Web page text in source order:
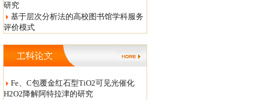
研究
基于层次分析法的高校图书馆学科服务
评价模式
Fe、C包覆金红石型TiO2可见光催化
H2O2降解阿特拉津的研究